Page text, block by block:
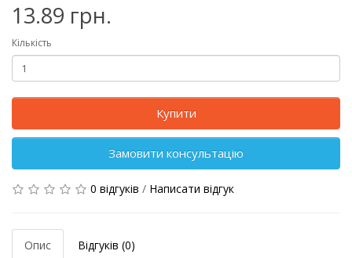
13.89 грн.
Кількість
Купити
Замовити консультацію
0 відгуків / Написати відгук
Опис Відгуків (0)